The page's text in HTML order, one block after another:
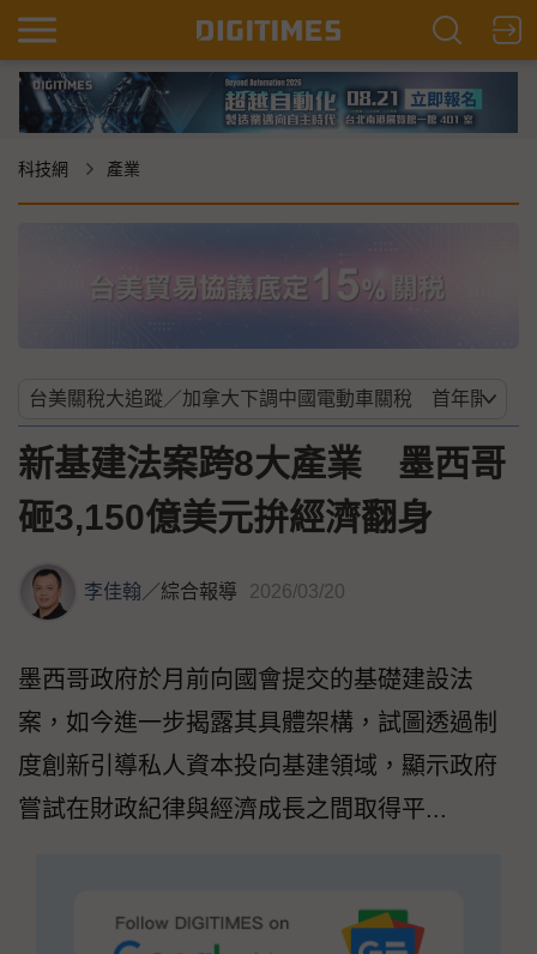
科技網 產業
新基建法案跨8大產業 墨西哥
砸3,150億美元拚經濟翻身
李佳翰／綜合報導 2026/03/20
墨西哥政府於月前向國會提交的基礎建設法
案，如今進一步揭露其具體架構，試圖透過制
度創新引導私人資本投向基建領域，顯示政府
嘗試在財政紀律與經濟成長之間取得平...